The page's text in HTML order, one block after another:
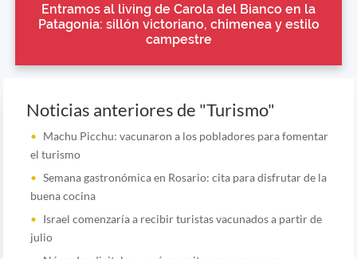
Entramos al living de Carola del Bianco en la
Patagonia: sillón victoriano, chimenea y estilo
campestre
Noticias anteriores de "Turismo"
Machu Picchu: vacunaron a los pobladores para fomentar
el turismo
Semana gastronómica en Rosario: cita para disfrutar de la
buena cocina
Israel comenzaría a recibir turistas vacunados a partir de
julio